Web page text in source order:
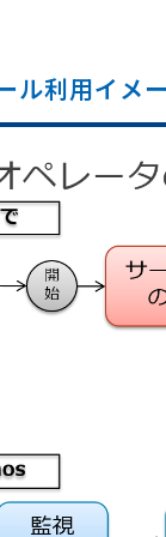
ル利用イメ